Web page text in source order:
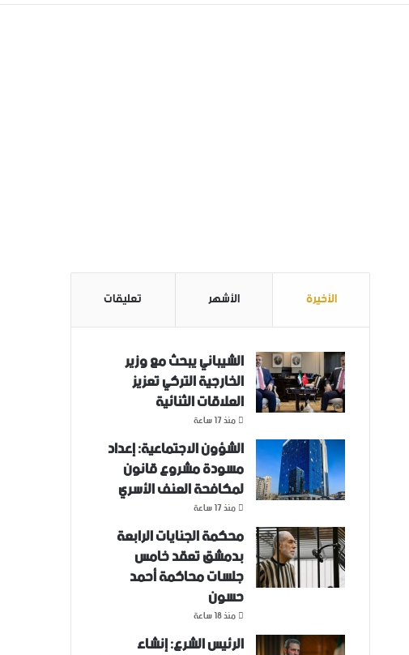
الأخيرة الأشهر تعليقات
الشيباني يبحث مع وزير
الخارجية التركي تعزيز
العلاقات الثنائية
منذ 17 ساعة
الشؤون الاجتماعية: إعداد
مسودة مشروع قانون
لمكافحة العنف الأسري ‏
منذ 17 ساعة
محكمة الجنايات الرابعة
بدمشق تعقد خامس
جلسات محاكمة أحمد
حسون
منذ 18 ساعة
الرئيس الشرع: إنشاء